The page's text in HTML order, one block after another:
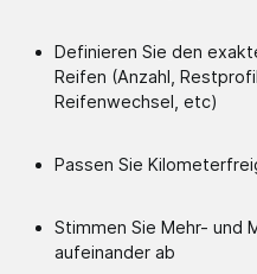
Definieren Sie den
Reifen (Anzahl,
Reifenwechsel, etc)
Passen Sie
Stimmen Sie Mehr- und
aufeinander ab